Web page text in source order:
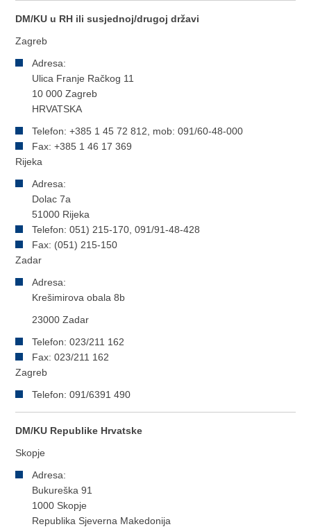
DM/KU u RH ili susjednoj/drugoj državi
Zagreb
Adresa:
Ulica Franje Račkog 11
10 000 Zagreb
HRVATSKA
Telefon: +385 1 45 72 812, mob: 091/60-48-000
Fax: +385 1 46 17 369
Rijeka
Adresa:
Dolac 7a
51000 Rijeka
Telefon: 051) 215-170, 091/91-48-428
Fax: (051) 215-150
Zadar
Adresa:
Krešimirova obala 8b
23000 Zadar
Telefon: 023/211 162
Fax: 023/211 162
Zagreb
Telefon: 091/6391 490
DM/KU Republike Hrvatske
Skopje
Adresa:
Bukureška 91
1000 Skopje
Republika Sjeverna Makedonija